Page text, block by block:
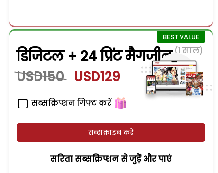
डिजिटल + 24 प्रिंट मैगजीन (1 साल)
USD150 USD129
सब्सक्रिप्शन गिफ्ट करें
सब्सक्राइब करें
सरिता सब्सक्रिप्शन से जुड़ेें और पाएं